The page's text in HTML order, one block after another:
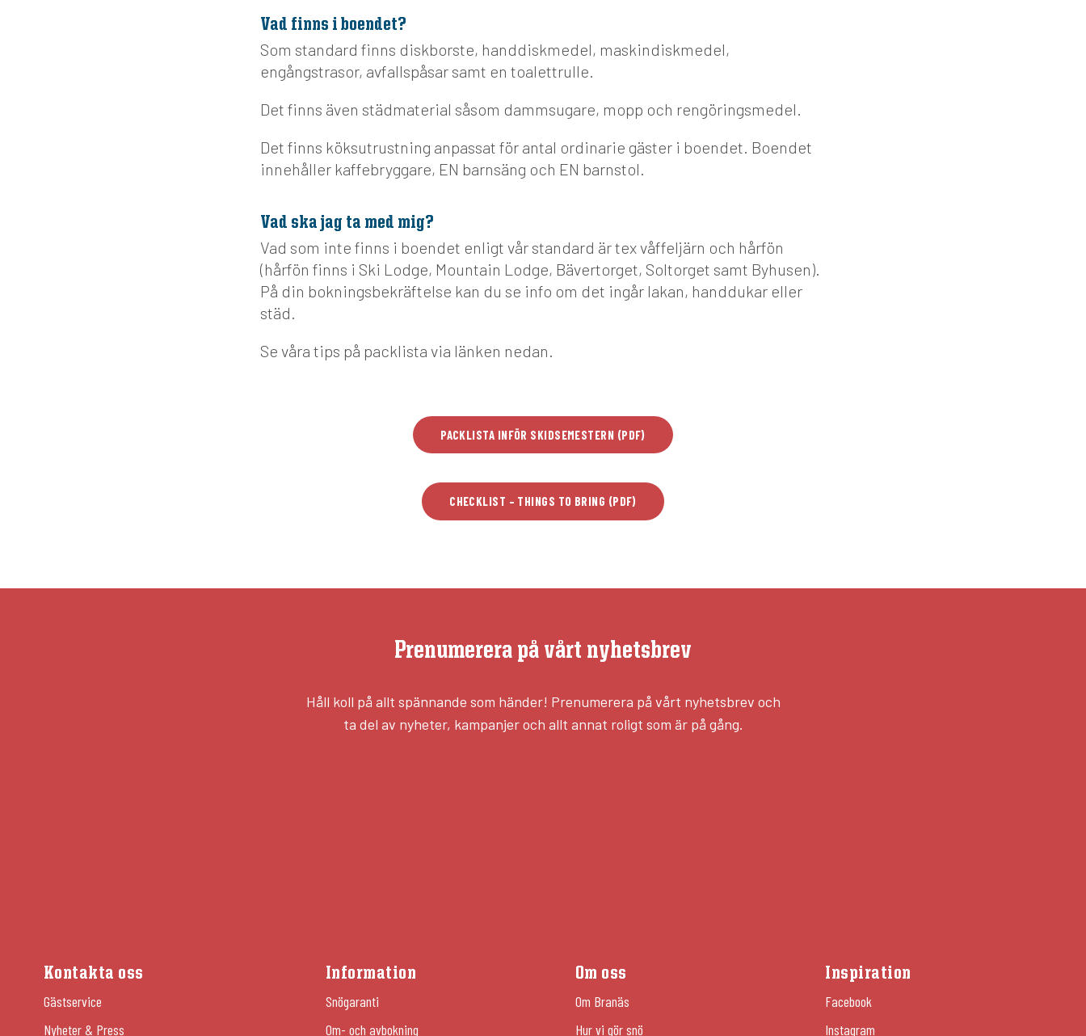
Vad finns i boendet?
Som standard finns diskborste, handdiskmedel, maskindiskmedel,
engångstrasor, avfallspåsar samt en toalettrulle.
Det finns även städmaterial såsom dammsugare, mopp och rengöringsmedel.
Det finns köksutrustning anpassat för antal ordinarie gäster i boendet. Boendet
innehåller kaffebryggare, EN barnsäng och EN barnstol.
Vad ska jag ta med mig?
Vad som inte finns i boendet enligt vår standard är tex våffeljärn och hårfön
(hårfön finns i Ski Lodge, Mountain Lodge, Bävertorget, Soltorget samt Byhusen).
På din bokningsbekräftelse kan du se info om det ingår lakan, handdukar eller
städ.
Se våra tips på packlista via länken nedan.
PACKLISTA INFÖR SKIDSEMESTERN (PDF)
CHECKLIST – THINGS TO BRING (PDF)
Prenumerera på vårt nyhetsbrev
Håll koll på allt spännande som händer! Prenumerera på vårt nyhetsbrev och
ta del av nyheter, kampanjer och allt annat roligt som är på gång.
Kontakta oss
Gästservice
Nyheter & Press
Information
Snögaranti
Om- och avbokning
Om oss
Om Branäs
Hur vi gör snö
Inspiration
Facebook
Instagram